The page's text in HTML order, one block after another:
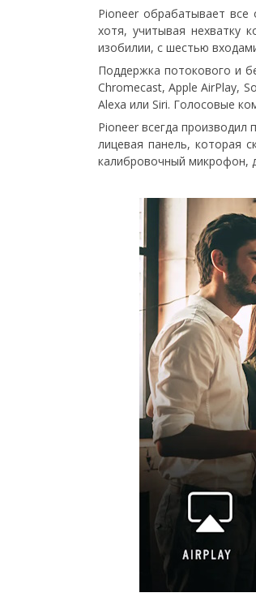
Pioneer обрабатывает
хотя, учитывая нехватку
изобилии, с шестью
Поддержка потокового и
Chromecast, Apple AirPlay,
Alexa или Siri. Голосовые
Pioneer всегда производил
лицевая панель, которая
калибровочный микрофон,